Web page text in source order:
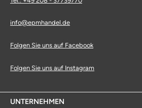
info@epmhandel.de
Folgen Sie uns auf Facebook
Folgen Sie uns auf Instagram
UNTERNEHMEN